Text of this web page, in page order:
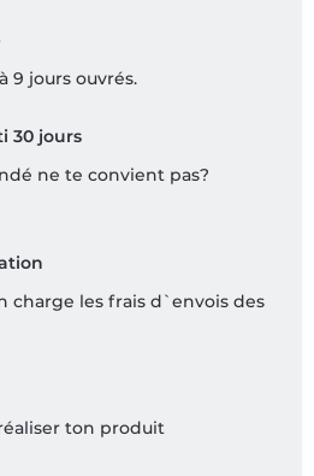
9 jours ouvrés.
30 jours
ne te convient pas?
charge les frais d`envois des
ton produit